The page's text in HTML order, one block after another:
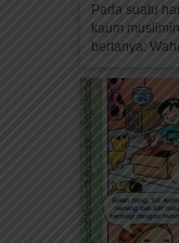
Pada suatu
kaum
bertanya: